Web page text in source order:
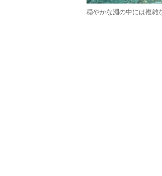
穏やかな淵の中には複雑